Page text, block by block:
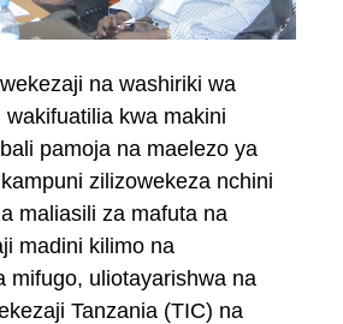
na washiriki wa
wakifuatilia kwa makini
pamoja na maelezo ya
zilizowekeza nchini
maliasili za mafuta na
madini kilimo na
mifugo, uliotayarishwa na
Tanzania (TIC) na